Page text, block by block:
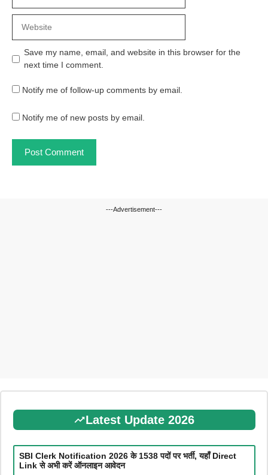
Save my name, email, and website in this browser for the
next time I comment.
Notify me of follow-up comments by email.
Notify me of new posts by email.
---Advertisement---
Latest Update 2026
SBI Clerk Notification 2026 के 1538 पदों पर भर्ती, यहाँ Direct
Link से अभी करें ऑनलाइन आवेदन